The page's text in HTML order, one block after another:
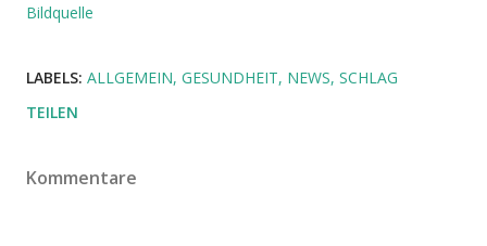
Bildquelle
LABELS: ALLGEMEIN GESUNDHEIT NEWS SCHLAG
TEILEN
Kommentare